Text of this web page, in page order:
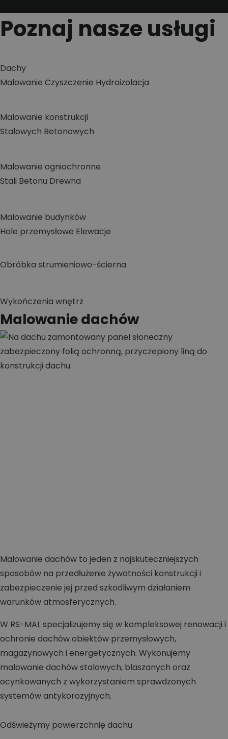
Poznaj nasze usługi
Dachy
Malowanie Czyszczenie Hydroizolacja
Malowanie konstrukcji
Stalowych Betonowych
Malowanie ogniochronne
Stali Betonu Drewna
Malowanie budynków
Hale przemysłowe Elewacje
Obróbka strumieniowo-ścierna
Wykończenia wnętrz
Malowanie dachów
Malowanie dachów to jeden z najskuteczniejszych
sposobów na przedłużenie żywotności konstrukcji i
zabezpieczenie jej przed szkodliwym działaniem
warunków atmosferycznych.
W RS-MAL specjalizujemy się w kompleksowej renowacji i
ochronie dachów obiektów przemysłowych,
magazynowych i energetycznych. Wykonujemy
malowanie dachów stalowych, blaszanych oraz
ocynkowanych z wykorzystaniem sprawdzonych
systemów antykorozyjnych.
Odświeżymy powierzchnię dachu